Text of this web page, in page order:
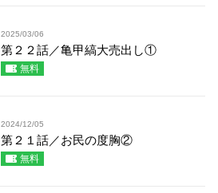
2025/03/06
第２２話／亀甲縞大売出し①
無料
2024/12/05
第２１話／お民の度胸②
無料